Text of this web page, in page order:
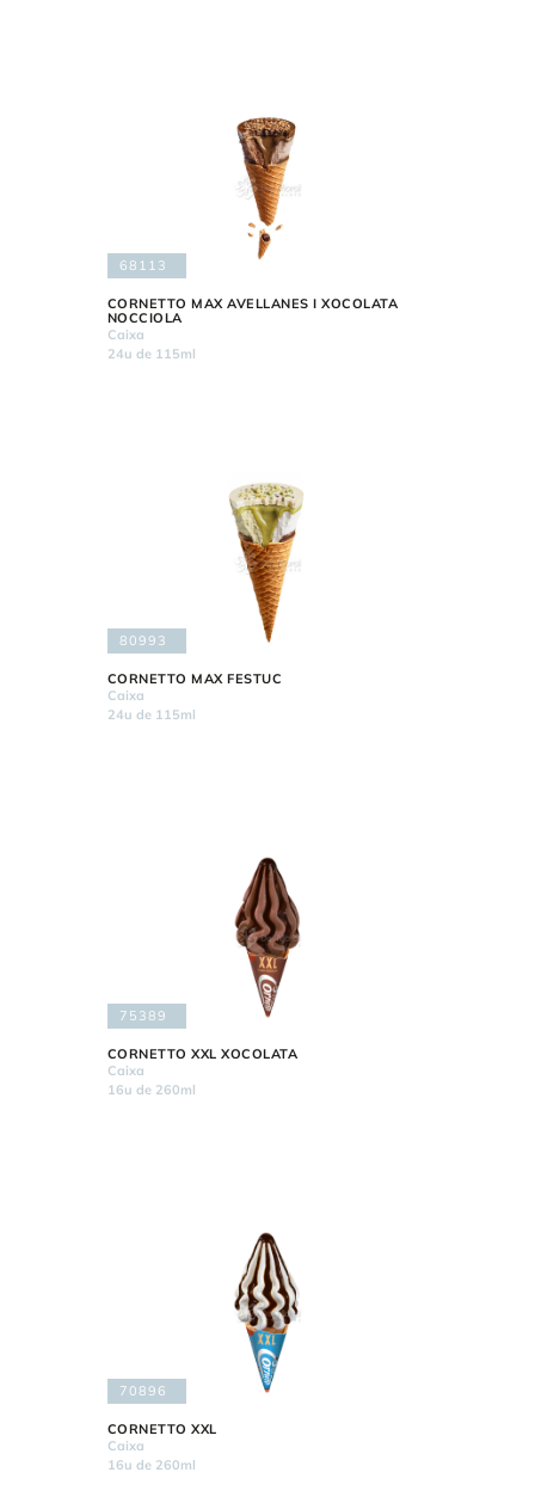
68113
CORNETTO MAX AVELLANES I XOCOLATA
NOCCIOLA
Caixa
24u de 115ml
80993
CORNETTO MAX FESTUC
Caixa
24u de 115ml
75389
CORNETTO XXL XOCOLATA
Caixa
16u de 260ml
70896
CORNETTO XXL
Caixa
16u de 260ml